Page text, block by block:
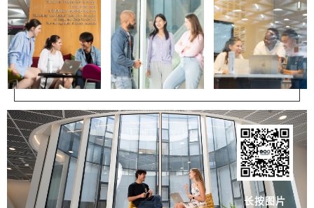
长按图片